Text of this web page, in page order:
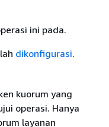
ini pada.
dikonfigurasi.
kuorum yang
operasi. Hanya
layanan